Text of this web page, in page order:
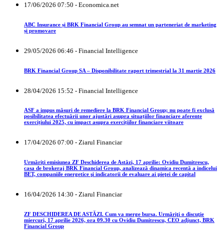
17/06/2026 07:50 - Economica.net
ABC Insurance și BRK Financial Group au semnat un parteneriat de marketing
și promovare
29/05/2026 06:46 - Financial Intelligence
BRK Financial Group SA – Disponibilitate raport trimestrial la 31 martie 2026
28/04/2026 15:52 - Financial Intelligence
ASF a impus măsuri de remediere la BRK Financial Group; nu poate fi exclusă
posibilitatea efectuării unor ajustări asupra situațiilor financiare aferente
exercițiului 2025, cu impact asupra exercițiilor financiare viitoare
17/04/2026 07:00 - Ziarul Financiar
Urmăriţi emisiunea ZF Deschiderea de Astăzi, 17 aprilie: Ovidiu Dumitrescu,
casa de brokeraj BRK Financial Group, analizează dinamica recentă a indicelui
BET, companiile energetice şi indicatorii de evaluare ai pieţei de capital
16/04/2026 14:30 - Ziarul Financiar
ZF DESCHIDEREA DE ASTĂZI. Cum va merge bursa. Urmăriţi o discuţie
miercuri, 17 aprilie 2026, ora 09.30 cu Ovidiu Dumitrescu, CEO adjunct, BRK
Financial Group